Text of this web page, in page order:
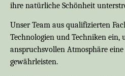
ihre natürliche Schönheit
Unser Team aus qualifizierten
Technologien und Techniken
anspruchsvollen Atmosphäre
gewährleisten.